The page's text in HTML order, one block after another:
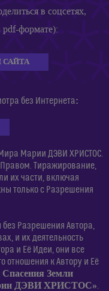
в соцсетях,
pdf-формате):
САЙТА
без Интернета:
Марии ДЭВИ ХРИСТОС.
Тиражирование,
их части, включая
только с Разрешения
Разрешения Автора,
и их деятельность
и Её Идеи, они все
отношения к Автору и Её
Земли
ДЭВИ ХРИСТОС».